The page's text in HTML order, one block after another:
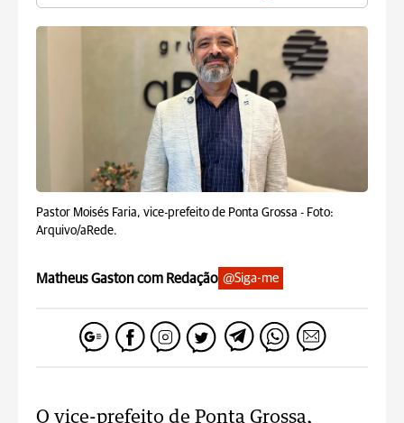
Pastor Moisés Faria, vice-prefeito de Ponta Grossa - Foto:
Arquivo/aRede.
Matheus Gaston com Redação @Siga-me
O vice-prefeito de Ponta Grossa,